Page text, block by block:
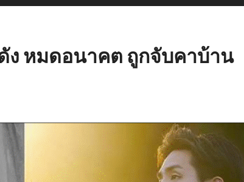
ง หมดอนาคต ถูกจับคาบ้าน